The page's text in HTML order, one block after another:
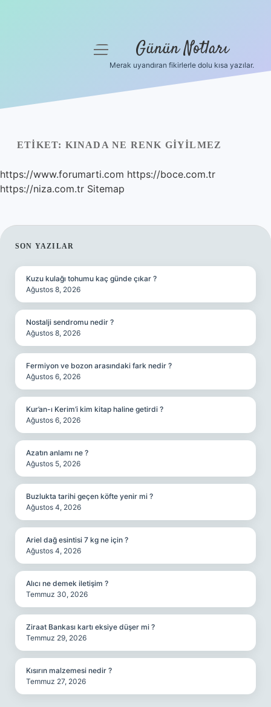
Yasal Uyarı
Hakkımızda
menüyü
Günün Notları
Merak uyandıran fikirlerle dolu kısa yazılar.
ETIKET: KINADA NE RENK GIYILMEZ
https://www.forumarti.com https://boce.com.tr
https://niza.com.tr Sitemap
SIDEBAR
SON YAZILAR
Kuzu kulağı tohumu kaç günde çıkar ?
Ağustos 8, 2026
Nostalji sendromu nedir ?
Ağustos 8, 2026
Fermiyon ve bozon arasındaki fark nedir ?
Ağustos 6, 2026
Kur’an-ı Kerim’i kim kitap haline getirdi ?
Ağustos 6, 2026
Azatın anlamı ne ?
Ağustos 5, 2026
Buzlukta tarihi geçen köfte yenir mi ?
Ağustos 4, 2026
Ariel dağ esintisi 7 kg ne için ?
Ağustos 4, 2026
Alıcı ne demek iletişim ?
Temmuz 30, 2026
Ziraat Bankası kartı eksiye düşer mi ?
Temmuz 29, 2026
Kısırın malzemesi nedir ?
Temmuz 27, 2026